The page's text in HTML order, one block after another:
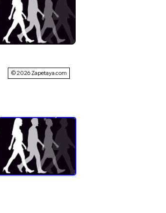
© 2026 Zapetaya.com